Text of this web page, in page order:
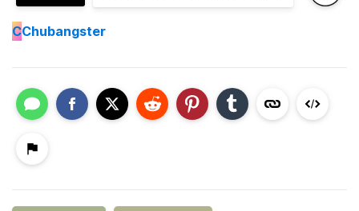
CChubangster